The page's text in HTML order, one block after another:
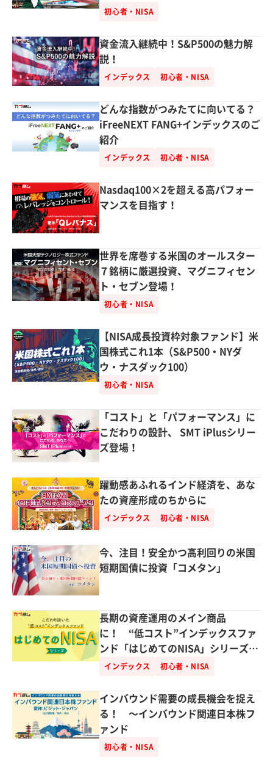
初心者・NISA
資金流入継続中！S&P500の魅力解
説！
インデックス 初心者・NISA
どんな指数がつみたてに向いてる？
iFreeNEXT FANG+インデックスのご
紹介
インデックス 初心者・NISA
Nasdaq100×2を超える高パフォー
マンスを目指す！
世界を席巻する米国のオールスター
７銘柄に厳選投資、マグニフィセン
ト・セブン登場！
初心者・NISA
【NISA成長投資枠対象ファンド】米
国株式これ1本（S&P500・NYダ
ウ・ナスダック100）
初心者・NISA
「コスト」と「パフォーマンス」に
こだわりの設計、 SMT iPlusシリー
ズ登場！
躍動感あふれるインド経済を、あな
たの資産形成のちからに
インデックス 初心者・NISA
今、注目！安全かつ高利回りの米国
短期国債に投資「コメタン」
長期の資産運用のメイン商品
に！ “低コスト”インデックスファ
ンド「はじめてのNISA」シリーズ登
場
インデックス 初心者・NISA
インバウンド需要の成長機会を捉え
る！ ～インバウンド関連日本株フ
ァンド
初心者・NISA